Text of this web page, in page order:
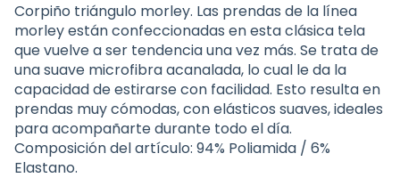
Corpiño triángulo morley. Las prendas de la línea
morley están confeccionadas en esta clásica tela
que vuelve a ser tendencia una vez más. Se trata de
una suave microfibra acanalada, lo cual le da la
capacidad de estirarse con facilidad. Esto resulta en
prendas muy cómodas, con elásticos suaves, ideales
para acompañarte durante todo el día.
Composición del artículo: 94% Poliamida / 6%
Elastano.